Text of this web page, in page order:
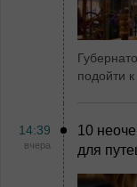
подойти
14:39
вчера
10
для